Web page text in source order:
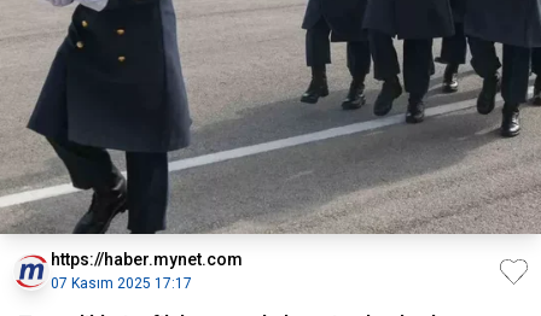
https://haber.mynet.com
07 Kasım 2025 17:17